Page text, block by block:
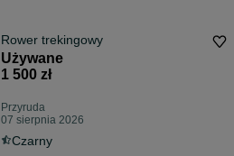
Rower trekingowy
Używane
1 500 zł
Przyruda
07 sierpnia 2026
Czarny